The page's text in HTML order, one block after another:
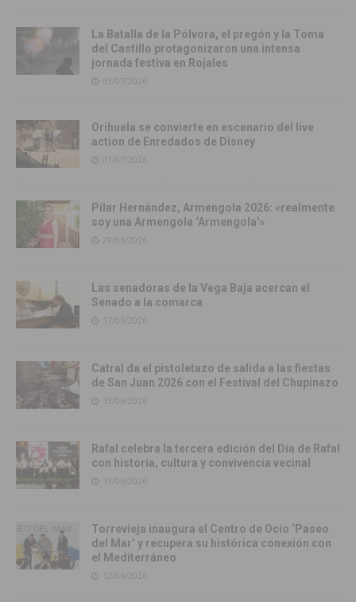
La Batalla de la Pólvora, el pregón y la Toma
del Castillo protagonizaron una intensa
jornada festiva en Rojales
03/07/2026
Orihuela se convierte en escenario del live
action de Enredados de Disney
01/07/2026
Pilar Hernández, Armengola 2026: «realmente
soy una Armengola ‘Armengola'»
29/06/2026
Las senadoras de la Vega Baja acercan el
Senado a la comarca
17/06/2026
Catral da el pistoletazo de salida a las fiestas
de San Juan 2026 con el Festival del Chupinazo
13/06/2026
Rafal celebra la tercera edición del Día de Rafal
con historia, cultura y convivencia vecinal
13/06/2026
Torrevieja inaugura el Centro de Ocio ‘Paseo
del Mar’ y recupera su histórica conexión con
el Mediterráneo
12/06/2026